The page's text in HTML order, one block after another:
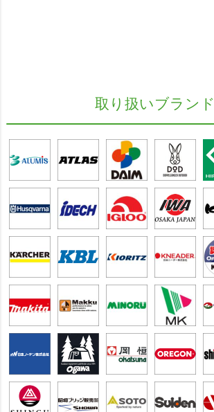
取り扱いブランド